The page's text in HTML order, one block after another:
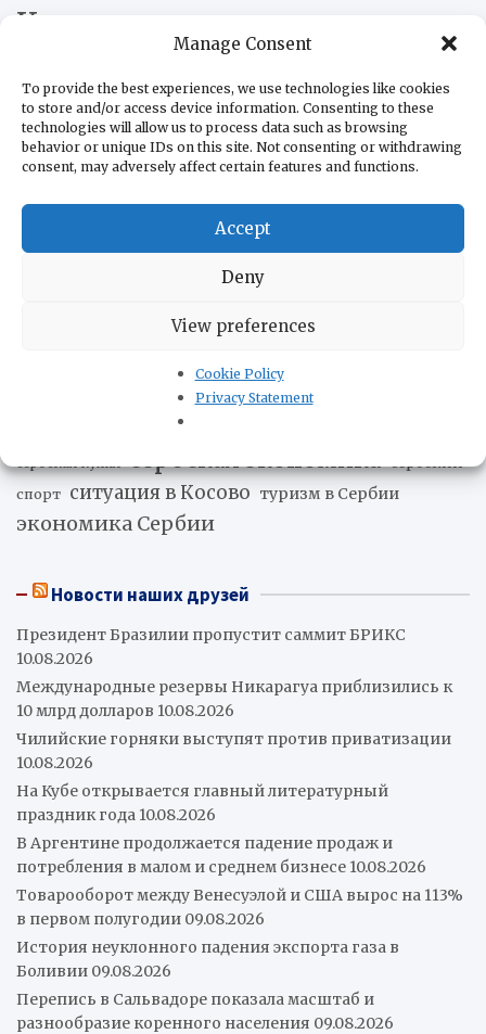
Manage Consent
To provide the best experiences, we use technologies like cookies
to store and/or access device information. Consenting to these
technologies will allow us to process data such as browsing
behavior or unique IDs on this site. Not consenting or withdrawing
consent, may adversely affect certain features and functions.
Accept
Deny
View preferences
Cookie Policy
Privacy Statement
Косово
Сербия Республика Сербская
Россия и Сербия США Сербия и ЕС
Сербская Православная
Церковь
Черногория авиация Сербии
война в Югославии
жизнь в Сербии
политика Сербии
происшествия
сербская экономика сербский
спорт ситуация в Косово туризм в Сербии
экономика Сербии
Новости наших друзей
Президент Бразилии пропустит саммит БРИКС
10.08.2026
Международные резервы Никарагуа приблизились к
10 млрд долларов 10.08.2026
Чилийские горняки выступят против приватизации
10.08.2026
На Кубе открывается главный литературный
праздник года 10.08.2026
В Аргентине продолжается падение продаж и
потребления в малом и среднем бизнесе 10.08.2026
Товарооборот между Венесуэлой и США вырос на 113%
в первом полугодии 09.08.2026
История неуклонного падения экспорта газа в
Боливии 09.08.2026
Перепись в Сальвадоре показала масштаб и
разнообразие коренного населения 09.08.2026